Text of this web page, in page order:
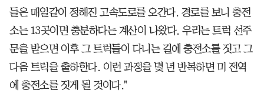
들은 매일같이 정해진 고속도로를 오간다. 경로를 보니 충전
소는 13곳이면 충분하다는 계산이 나왔다. 우리는 트럭 선주
문을 받으면 이후 그 트럭들이 다니는 길에 충전소를 짓고 그
다음 트럭을 출하한다. 이런 과정을 몇 년 반복하면 미 전역
에 충전소를 짓게 될 것이다."